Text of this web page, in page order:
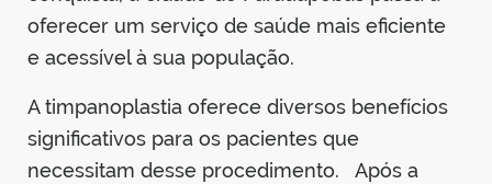
oferecer um serviço de saúde mais eficiente
e acessível à sua população.
A timpanoplastia oferece diversos benefícios
significativos para os pacientes que
necessitam desse procedimento. Após a